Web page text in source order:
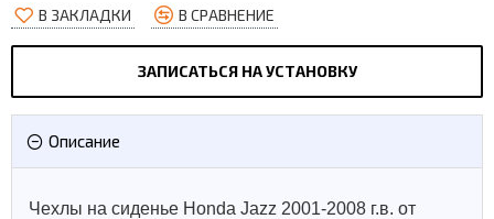
В ЗАКЛАДКИ В СРАВНЕНИЕ
ЗАПИСАТЬСЯ НА УСТАНОВКУ
Описание
Чехлы на сиденье Honda Jazz 2001-2008 г.в. от